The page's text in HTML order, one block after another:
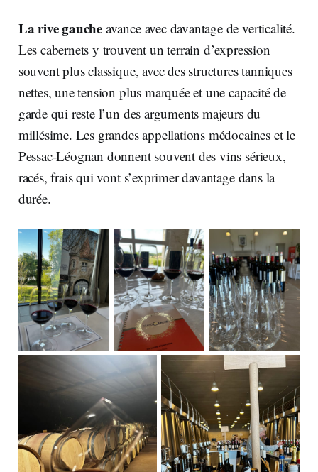
La rive gauche avance avec davantage de verticalité.
Les cabernets y trouvent un terrain d’expression
souvent plus classique, avec des structures tanniques
nettes, une tension plus marquée et une capacité de
garde qui reste l’un des arguments majeurs du
millésime. Les grandes appellations médocaines et le
Pessac-Léognan donnent souvent des vins sérieux,
racés, frais qui vont s’exprimer davantage dans la
durée.